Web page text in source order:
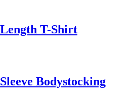
T-Shirt
Bodystocking